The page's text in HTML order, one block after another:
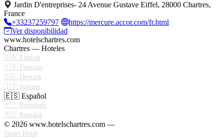
Jardin D'entreprises- 24 Avenue Gustave Eiffel, 28000 Chartres,
France
+33237259797
https://mercure.accor.com/fr.html
Ver disponibilidad
www.hotelschartres.com
Chartres — Hoteles
🇬🇧 English
🇫🇷 Français
🇩🇪 Deutsch
🇮🇹 Italiano
🇪🇸 Español
🇵🇹 Português
🇷🇴 Română
© 2026 www.hotelschartres.com —
Smart Hotel